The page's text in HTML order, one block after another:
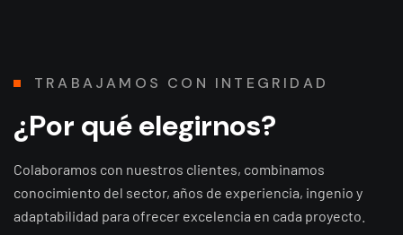
T RA BAJAM O S C O N I N T E G R I D AD
¿Por quéelegirnos?
Colaboramos con nuestros clientes, combinamos
conocimiento del sector, años de experiencia, ingenio y
adaptabilidad para ofrecer excelencia en cada proyecto.